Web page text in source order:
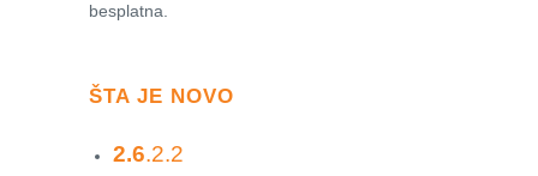
besplatna.
ŠTA JE NOVO
2.6.2.2